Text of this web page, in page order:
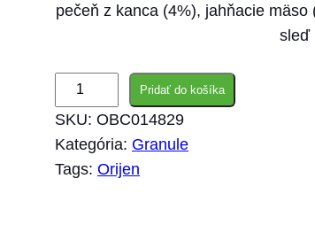
pečeň z kanca (4%), jahňacie
sleď
n
Pridať do košíka
SKU: OBC014829
Kategória: Granule
Tags: Orijen